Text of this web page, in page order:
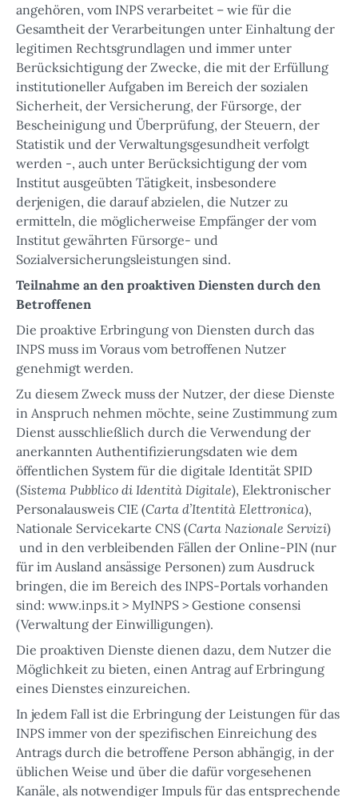
angehören, vom INPS verarbeitet – wie für die
Gesamtheit der Verarbeitungen unter Einhaltung der
legitimen Rechtsgrundlagen und immer unter
Berücksichtigung der Zwecke, die mit der Erfüllung
institutioneller Aufgaben im Bereich der sozialen
Sicherheit, der Versicherung, der Fürsorge, der
Bescheinigung und Überprüfung, der Steuern, der
Statistik und der Verwaltungsgesundheit verfolgt
werden -, auch unter Berücksichtigung der vom
Institut ausgeübten Tätigkeit, insbesondere
derjenigen, die darauf abzielen, die Nutzer zu
ermitteln, die möglicherweise Empfänger der vom
Institut gewährten Fürsorge- und
Sozialversicherungsleistungen sind.
Teilnahme an den proaktiven Diensten durch den
Betroffenen
Die proaktive Erbringung von Diensten durch das
INPS muss im Voraus vom betroffenen Nutzer
genehmigt werden.
Zu diesem Zweck muss der Nutzer, der diese Dienste
in Anspruch nehmen möchte, seine Zustimmung zum
Dienst ausschließlich durch die Verwendung der
anerkannten Authentifizierungsdaten wie dem
öffentlichen System für die digitale Identität SPID
(Sistema Pubblico di Identità Digitale), Elektronischer
Personalausweis CIE (Carta d’Itentità Elettronica),
Nationale Servicekarte CNS (Carta Nazionale Servizi)
und in den verbleibenden Fällen der Online-PIN (nur
für im Ausland ansässige Personen) zum Ausdruck
bringen, die im Bereich des INPS-Portals vorhanden
sind: www.inps.it > MyINPS > Gestione consensi
(Verwaltung der Einwilligungen).
Die proaktiven Dienste dienen dazu, dem Nutzer die
Möglichkeit zu bieten, einen Antrag auf Erbringung
eines Dienstes einzureichen.
In jedem Fall ist die Erbringung der Leistungen für das
INPS immer von der spezifischen Einreichung des
Antrags durch die betroffene Person abhängig, in der
üblichen Weise und über die dafür vorgesehenen
Kanäle, als notwendiger Impuls für das entsprechende